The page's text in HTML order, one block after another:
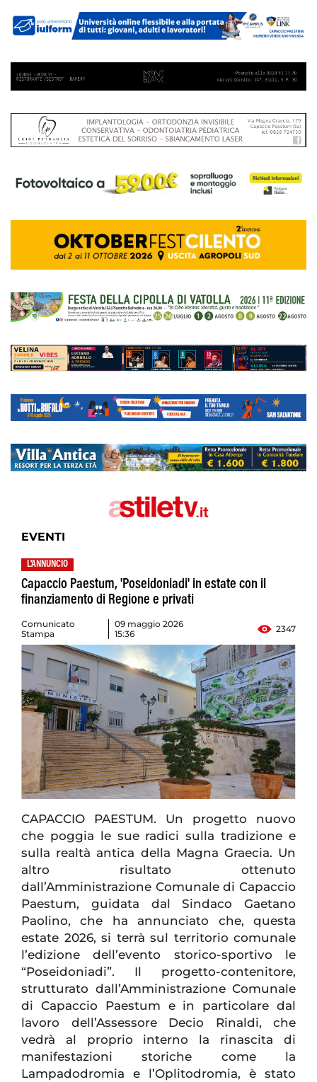
EVENTI
L'ANNUNCIO
Capaccio Paestum, 'Poseidoniadi' in estate con il
finanziamento di Regione e privati
Comunicato
Stampa
09 maggio 2026
15:36
2347
CAPACCIO PAESTUM. Un progetto nuovo
che poggia le sue radici sulla tradizione e
sulla realtà antica della Magna Graecia. Un
altro risultato ottenuto
dall’Amministrazione Comunale di Capaccio
Paestum, guidata dal Sindaco Gaetano
Paolino, che ha annunciato che, questa
estate 2026, si terrà sul territorio comunale
l’edizione dell’evento storico-sportivo le
“Poseidoniadi”. Il progetto-contenitore,
strutturato dall’Amministrazione Comunale
di Capaccio Paestum e in particolare dal
lavoro dell’Assessore Decio Rinaldi, che
vedrà al proprio interno la rinascita di
manifestazioni storiche come la
Lampadodromia e l’Oplitodromia, è stato